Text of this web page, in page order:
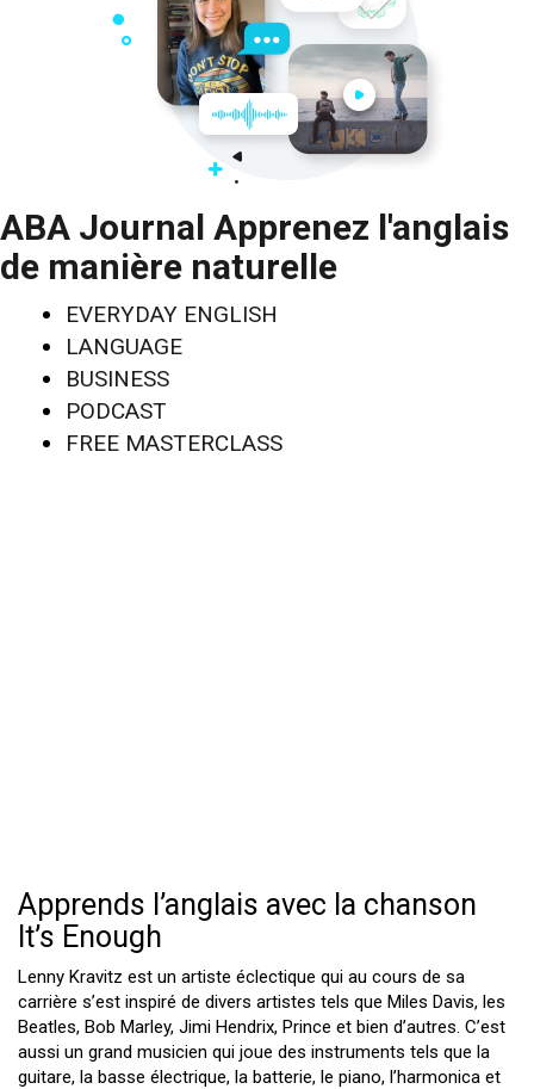
ABA Journal Apprenez l'anglais
de manière naturelle
EVERYDAY ENGLISH
LANGUAGE
BUSINESS
PODCAST
FREE MASTERCLASS
Apprends l’anglais avec la chanson
It’s Enough
Lenny Kravitz est un artiste éclectique qui au cours de sa
carrière s’est inspiré de divers artistes tels que Miles Davis, les
Beatles, Bob Marley, Jimi Hendrix, Prince et bien d’autres. C’est
aussi un grand musicien qui joue des instruments tels que la
guitare, la basse électrique, la batterie, le piano, l’harmonica et